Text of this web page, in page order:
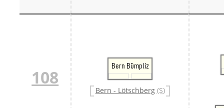
108
Bern Bümpliz
Bern - Lötschberg (S)